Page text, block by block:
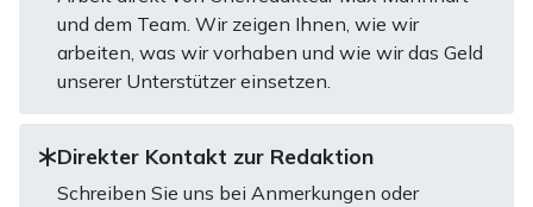
und dem Team. Wir zeigen Ihnen, wie wir
arbeiten, was wir vorhaben und wie wir das Geld
unserer Unterstützer einsetzen.
Direkter Kontakt zur Redaktion
Schreiben Sie uns bei Anmerkungen oder